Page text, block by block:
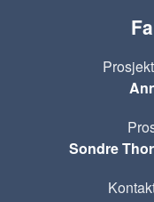
Sondre